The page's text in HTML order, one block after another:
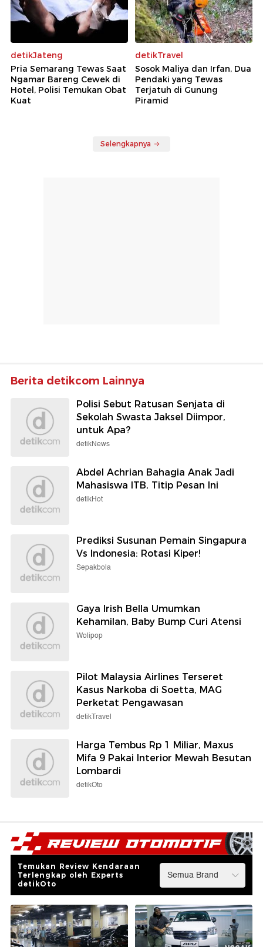
detikJateng
Pria Semarang Tewas Saat
Ngamar Bareng Cewek di
Hotel, Polisi Temukan Obat
Kuat
detikTravel
Sosok Maliya dan Irfan, Dua
Pendaki yang Tewas
Terjatuh di Gunung
Piramid
Selengkapnya
Berita detikcom Lainnya
Polisi Sebut Ratusan Senjata di
Sekolah Swasta Jaksel Diimpor,
untuk Apa?
detikNews
Abdel Achrian Bahagia Anak Jadi
Mahasiswa ITB, Titip Pesan Ini
detikHot
Prediksi Susunan Pemain Singapura
Vs Indonesia: Rotasi Kiper!
Sepakbola
Gaya Irish Bella Umumkan
Kehamilan, Baby Bump Curi Atensi
Wolipop
Pilot Malaysia Airlines Terseret
Kasus Narkoba di Soetta, MAG
Perketat Pengawasan
detikTravel
Harga Tembus Rp 1 Miliar, Maxus
Mifa 9 Pakai Interior Mewah Besutan
Lombardi
detikOto
Temukan Review Kendaraan
Terlengkap oleh Experts
detikOto